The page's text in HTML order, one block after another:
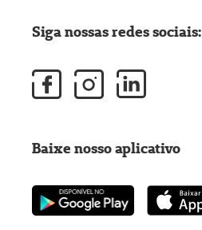
Siga nossas redes sociais:
Baixe nosso aplicativo